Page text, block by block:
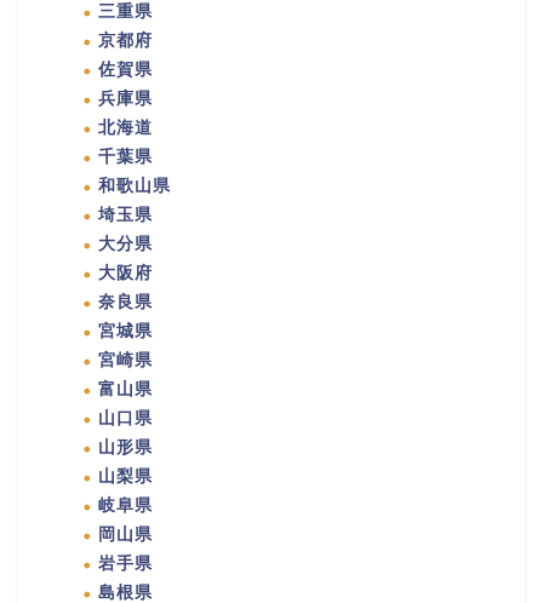
三重県
京都府
佐賀県
兵庫県
北海道
千葉県
和歌山県
埼玉県
大分県
大阪府
奈良県
宮城県
宮崎県
富山県
山口県
山形県
山梨県
岐阜県
岡山県
岩手県
島根県